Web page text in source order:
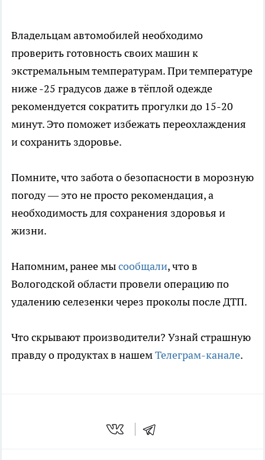
Владельцам автомобилей необходимо
проверить готовность своих машин к
экстремальным температурам. При температуре
ниже -25 градусов даже в тёплой одежде
рекомендуется сократить прогулки до 15-20
минут. Это поможет избежать переохлаждения
и сохранить здоровье.
Помните, что забота о безопасности в морозную
погоду — это не просто рекомендация, а
необходимость для сохранения здоровья и
жизни.
Напомним, ранее мысообщали, что в
Вологодской области провели операцию по
удалению селезенки через проколы после ДТП.
Что скрывают производители? Узнай страшную
правду о продуктах в нашемТелеграм-канале.